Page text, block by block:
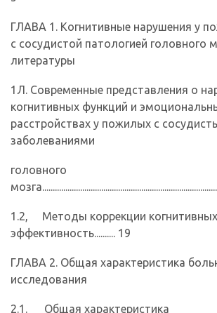
ГЛАВА 1. Когнитивные нарушения у
с сосудистой патологией головного
литературы
1Л. Современные представления о
когнитивных функций и
расстройствах у пожилых с
заболеваниями
головного
1.2, Методы коррекции
эффективность.......... 19
ГЛАВА 2. Общая характеристика
исследования
2.1. Общая характеристика